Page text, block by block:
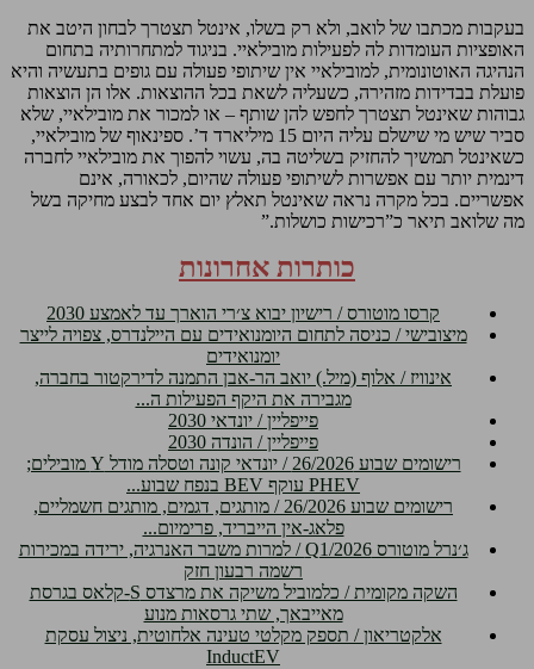
בעקבות מכתבו של לואב, ולא רק בשלו, אינטל תצטרך לבחון היטב את
האופציות העומדות לה לפעילות מובילאיי. בניגוד למתחרותיה בתחום
הנהיגה האוטונומית, למובילאיי אין שיתופי פעולה עם גופים בתעשיה והיא
פועלת בבדידות מזהירה, כשעליה לשאת בכל ההוצאות. אלו הן הוצאות
גבוהות שאינטל תצטרך לחפש להן שותף – או למכור את מובילאיי, שלא
סביר שיש מי שישלם עליה היום 15 מיליארד ד’. ספינאוף של מובילאיי,
כשאינטל תמשיך להחזיק בשליטה בה, עשוי להפוך את מובילאיי לחברה
דינמית יותר עם אפשרות לשיתופי פעולה שהיום, לכאורה, אינם
אפשריים. בכל מקרה נראה שאינטל תאלץ יום אחד לבצע מחיקה בשל
מה שלואב תיאר כ”רכישות כושלות.”
כותרות אחרונות
קרסו מוטורס / רישיון יבוא צ׳רי הוארך עד לאמצע 2030
מיצובישי / כניסה לתחום היומנואידים עם היילנדרס, צפויה לייצר
יומנואידים
אינוויז / אלוף (מיל.) יואב הר-אבן התמנה לדירקטור בחברה,
מגבירה את היקף הפעילות ה...
פייפליין / יונדאי 2030
פייפליין / הונדה 2030
רישומים שבוע 26/2026 / יונדאי קונה וטסלה מודל Y מובילים;
PHEV עוקף BEV בנפח שבוע...
רישומים שבוע 26/2026 / מותגים, דגמים, מותגים חשמליים,
פלאג-אין הייבריד, פרימיום...
ג׳נרל מוטורס Q1/2026 / למרות משבר האנרגיה, ירידה במכירות
רשמה רבעון חזק
השקה מקומית / כלמוביל משיקה את מרצדס S-קלאס בגרסת
מאייבאך, שתי גרסאות מנוע
אלקטריאון / תספק מקלטי טעינה אלחוטית, ניצול עסקת
InductEV